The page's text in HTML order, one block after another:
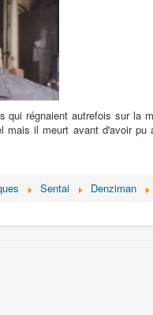
qui régnaient autrefois sur la
mais il meurt avant d'avoir
Sentai Denziman